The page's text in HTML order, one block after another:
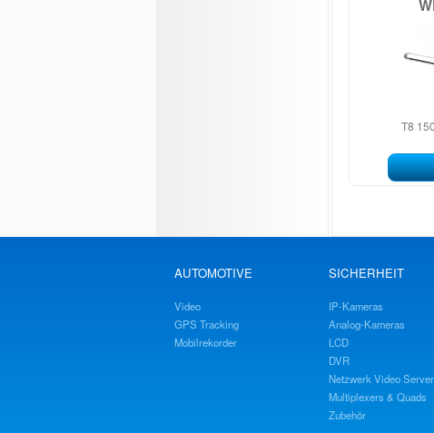
T8
AUTOMOTIVE
Video
GPS Tracking
Mobilrekorder
SICHERHEIT
IP-Kameras
Analog-Kameras
LCD
DVR
Netzwerk Video Server
Multiplexers & Quads
Zubehör